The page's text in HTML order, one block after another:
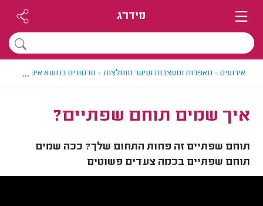
מידרג
אירועים> מאפרות ומעצבות שיער מומלצות> סרטונים בנושא איפור
...
איך שמים תוחם שפתיים?
תוחם שפתיים זה פחות התחום שלך? ככה שמים
תוחם שפתיים בכמה צעדים פשוטים